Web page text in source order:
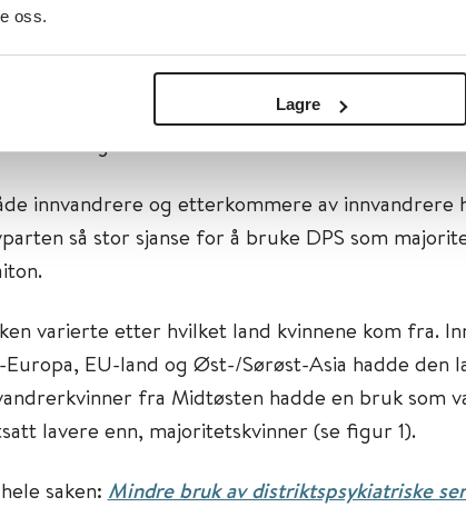
oss.
Lagre
varierte etter
en femårsperiode undersøkte prosjektet DPS-
innvandrere og etterkommere av innvandrere
så stor sjanse for å bruke DPS som
varierte etter hvilket land kvinnene kom fra.
EU-land og Øst-/Sørøst-Asia hadde den
fra Midtøsten hadde en bruk som
lavere enn, majoritetskvinner (se figur 1).
saken: Mindre bruk av distriktspsykiatriske